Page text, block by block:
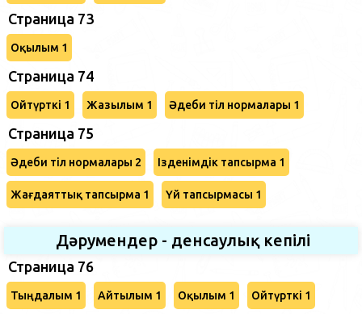
Страница 73
Оқылым 1
Страница 74
Ойтүрткі 1 Жазылым 1 Әдеби тіл нормалары 1
Страница 75
Әдеби тіл нормалары 2 Ізденімдік тапсырма 1
Жағдаяттық тапсырма 1 Үй тапсырмасы 1
Дәрумендер - денсаулық кепілі
Страница 76
Тыңдалым 1 Айтылым 1 Оқылым 1 Ойтүрткі 1